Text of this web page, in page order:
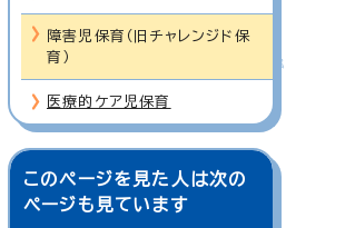
障害児保育（旧チャレンジド保
育）
医療的ケア児保育
このページを見た人は次の
ページも見ています